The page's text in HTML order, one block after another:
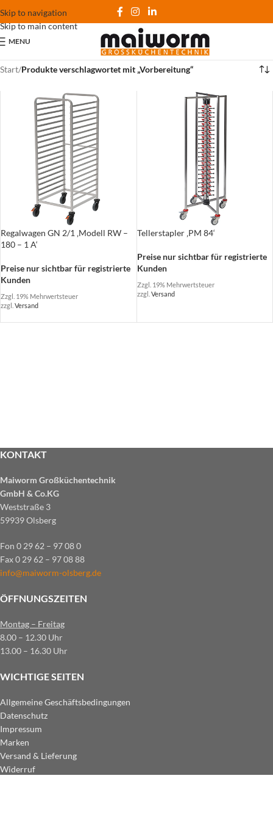
Skip to navigation
Skip to main content
MENU
Start/Produkte verschlagwortet mit „Vorbereitung“
Regalwagen GN 2/1 ‚Modell RW –
180 – 1 A‘
Preise nur sichtbar für registrierte
Kunden
Zzgl. 19% Mehrwertsteuer
zzgl. Versand
Tellerstapler ‚PM 84‘
Preise nur sichtbar für registrierte
Kunden
Zzgl. 19% Mehrwertsteuer
zzgl. Versand
KONTAKT
Maiworm Großküchentechnik
GmbH & Co.KG
Weststraße 3
59939 Olsberg
Fon 0 29 62 – 97 08 0
Fax 0 29 62 – 97 08 88
info@maiworm-olsberg.de
ÖFFNUNGSZEITEN
Montag – Freitag
8.00 – 12.30 Uhr
13.00 – 16.30 Uhr
WICHTIGE SEITEN
Allgemeine Geschäftsbedingungen
Datenschutz
Impressum
Marken
Versand & Lieferung
Widerruf